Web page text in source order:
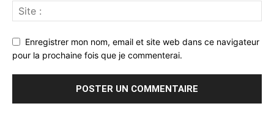
Enregistrer mon nom, email et site web dans ce navigateur
pour la prochaine fois que je commenterai.